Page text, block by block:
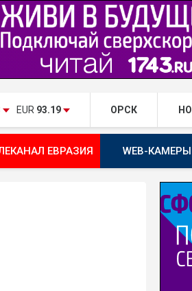
EUR 93.19 ОРСК
ЕВРАЗИЯ WEB-КАМЕРЫ
ОРЕНБУРГ - ГЕРОИ